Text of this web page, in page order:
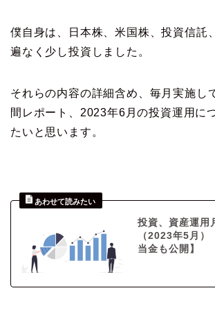
僕自身は、日本株、米国株、投資信託
遍なく少し投資しました。
それらの内容の詳細含め、毎月実施し
間レポート、2023年6月の投資運用に
たいと思います。
投資、資産運用
（2023年5月）
当金も公開】